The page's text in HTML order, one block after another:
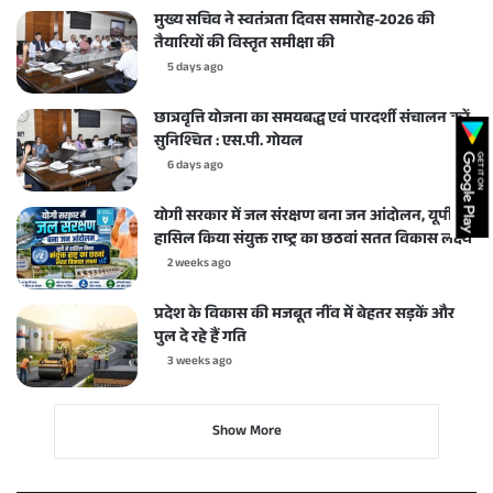
मुख्य सचिव ने स्वतंत्रता दिवस समारोह-2026 की
तैयारियों की विस्तृत समीक्षा की
5 days ago
छात्रवृत्ति योजना का समयबद्ध एवं पारदर्शी संचालन करें
सुनिश्चित : एस.पी. गोयल
6 days ago
योगी सरकार में जल संरक्षण बना जन आंदोलन, यूपी ने
हासिल किया संयुक्त राष्ट्र का छठवां सतत विकास लक्ष्य
2 weeks ago
प्रदेश के विकास की मजबूत नींव में बेहतर सड़कें और
पुल दे रहे हैं गति
3 weeks ago
Show More